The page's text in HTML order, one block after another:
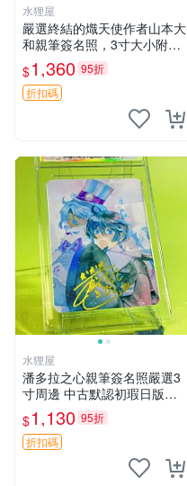
水狸屋
嚴選終結的熾天使作者山本大
和親筆簽名照，3寸大小附原
裝卡磚 終結的熾天使 簽名照
片 親筆簽名周邊
$1,360 95折
折扣碼
水狸屋
潘多拉之心親筆簽名照嚴選3
寸周邊 中古默認初瑕日版含
原裝卡磚 潘多拉之心 網購 周
邊 署名照
$1,130 95折
折扣碼